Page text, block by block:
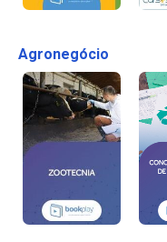
Agronegócio